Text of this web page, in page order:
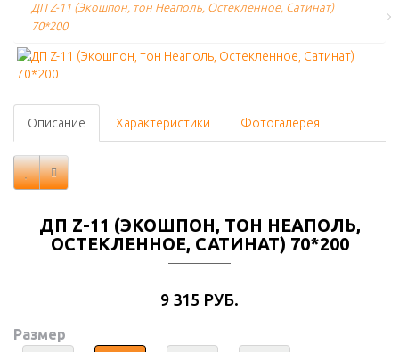
ДП Z-11 (Экошпон, тон Неаполь, Остекленное, Сатинат)
70*200
Описание Характеристики Фотогалерея
ДП Z-11 (ЭКОШПОН, ТОН НЕАПОЛЬ,
ОСТЕКЛЕННОЕ, САТИНАТ) 70*200
9 315 РУБ.
Размер